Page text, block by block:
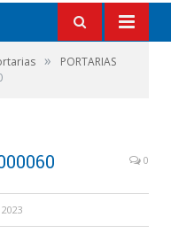
»
PORTARIAS
0